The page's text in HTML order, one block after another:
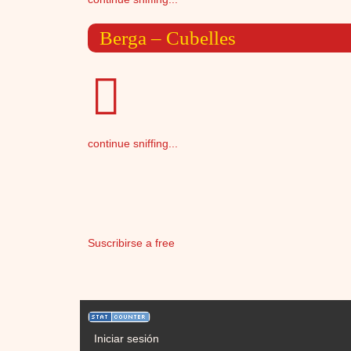
Berga – Cubelles
continue sniffing...
Suscribirse a free
User account menu
Iniciar sesión